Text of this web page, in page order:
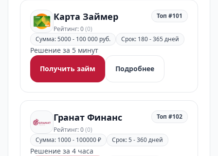
Карта Займер
Рейтинг: 0(0)
Топ #101
Сумма: 5000 - 100 000 руб. Срок: 180 - 365 дней
Решение за 5 минут
Получить займ
Подробнее
Гранат Финанс
Рейтинг: 0(0)
Топ #102
Сумма: 1000 - 100000 ₽ Срок: 5 - 360 дней
Решение за 4 часа